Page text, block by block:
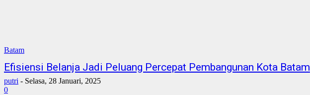
Batam
Efisiensi Belanja Jadi Peluang Percepat Pembangunan Kota Batam
putri - Selasa, 28 Januari, 2025
0